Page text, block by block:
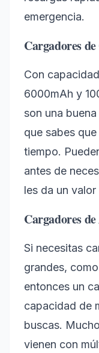
emergencia.
Cargadores
Con
6000mAh y
son una
que sabes
tiempo.
antes de
les da un
Cargadores
Si necesitas
grandes,
entonces un
capacidad de
buscas.
vienen con